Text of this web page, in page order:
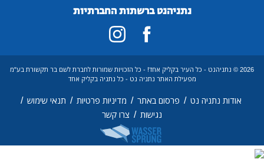
נתניהנט ברשתות החברתיות
2026 © נתניהנט - כל העיר בקליק אחד! - כל הזכויות שמורות לחברת לשם בר תקשורת בע"מ
מפעילת האתר נתניה נט - כל נתניה בקליק אחד
אודות נתניה נט / פרסום באתר / מדיניות פרטיות / תנאי שימוש /
נגישות / צרו קשר